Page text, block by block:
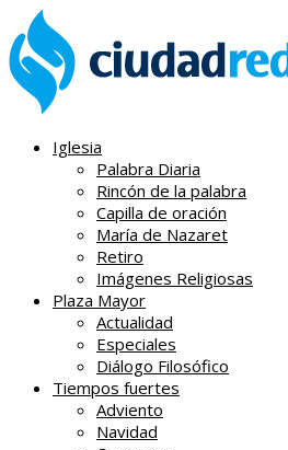
Iglesia
Palabra Diaria
Rincón de la palabra
Capilla de oración
María de Nazaret
Retiro
Imágenes Religiosas
Plaza Mayor
Actualidad
Especiales
Diálogo Filosófico
Tiempos fuertes
Adviento
Navidad